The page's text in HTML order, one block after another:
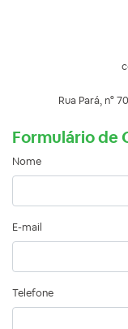
Rua Pará, n°
Formulário de
Nome
E-mail
Telefone